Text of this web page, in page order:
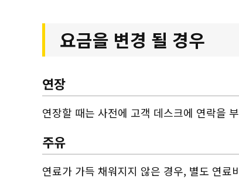
요금을 변경 될 경우
연장
연장할 때는 사전에 고객 데스크에 연락을
주유
연료가 가득 채워지지 않은 경우, 별도 연